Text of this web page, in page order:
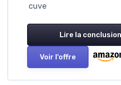
cuve
Lire la
Voir l'offre